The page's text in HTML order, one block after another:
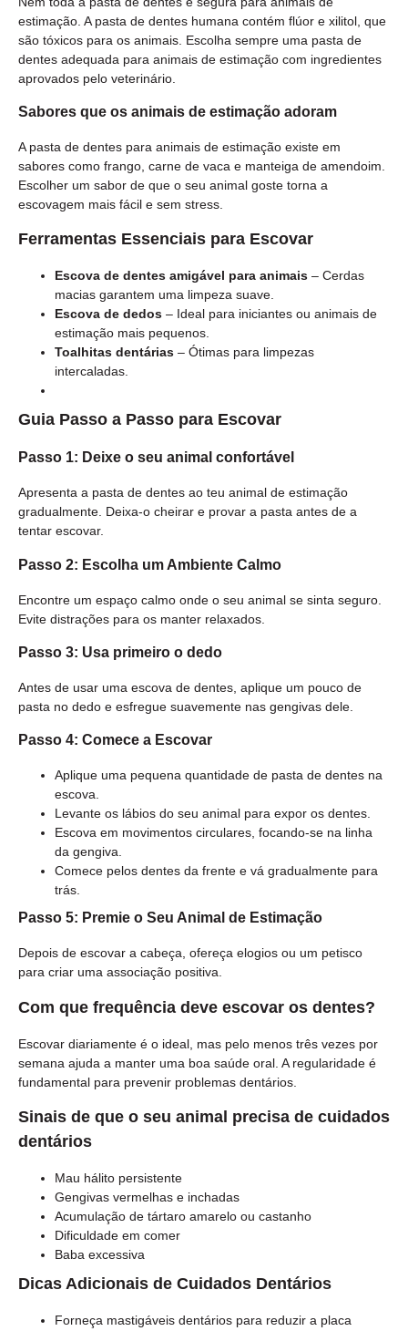
estimação. A pasta de dentes humana contém flúor e xilitol, que
são tóxicos para os animais. Escolha sempre uma pasta de
dentes adequada para animais de estimação com ingredientes
aprovados pelo veterinário.
Sabores que os animais de estimação adoram
A pasta de dentes para animais de estimação existe em
sabores como frango, carne de vaca e manteiga de amendoim.
Escolher um sabor de que o seu animal goste torna a
escovagem mais fácil e sem stress.
Ferramentas Essenciais para Escovar
Escova de dentes amigável para animais – Cerdas
macias garantem uma limpeza suave.
Escova de dedos – Ideal para iniciantes ou animais de
estimação mais pequenos.
Toalhitas dentárias – Ótimas para limpezas
intercaladas.
Guia Passo a Passo para Escovar
Passo 1: Deixe o seu animal confortável
Apresenta a pasta de dentes ao teu animal de estimação
gradualmente. Deixa-o cheirar e provar a pasta antes de a
tentar escovar.
Passo 2: Escolha um Ambiente Calmo
Encontre um espaço calmo onde o seu animal se sinta seguro.
Evite distrações para os manter relaxados.
Passo 3: Usa primeiro o dedo
Antes de usar uma escova de dentes, aplique um pouco de
pasta no dedo e esfregue suavemente nas gengivas dele.
Passo 4: Comece a Escovar
Aplique uma pequena quantidade de pasta de dentes na
escova.
Levante os lábios do seu animal para expor os dentes.
Escova em movimentos circulares, focando-se na linha
da gengiva.
Comece pelos dentes da frente e vá gradualmente para
trás.
Passo 5: Premie o Seu Animal de Estimação
Depois de escovar a cabeça, ofereça elogios ou um petisco
para criar uma associação positiva.
Com que frequência deve escovar os dentes?
Escovar diariamente é o ideal, mas pelo menos três vezes por
semana ajuda a manter uma boa saúde oral. A regularidade é
fundamental para prevenir problemas dentários.
Sinais de que o seu animal precisa de cuidados
dentários
Mau hálito persistente
Gengivas vermelhas e inchadas
Acumulação de tártaro amarelo ou castanho
Dificuldade em comer
Baba excessiva
Dicas Adicionais de Cuidados Dentários
Forneça mastigáveis dentários para reduzir a placa